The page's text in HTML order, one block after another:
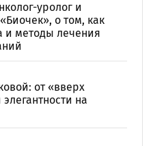
уролог и
о том, как
и методы лечения
от «вверх
на